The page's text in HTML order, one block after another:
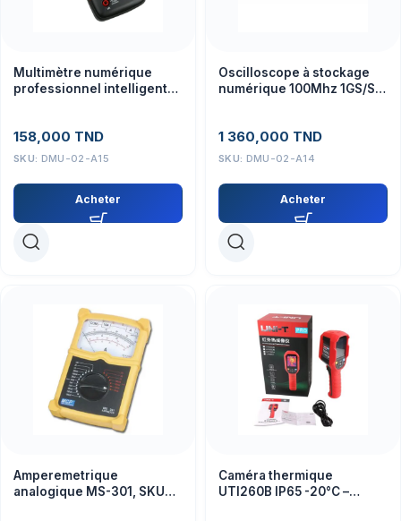
Multimètre numérique
professionnel intelligent
testeurs NCV, compteur
LCR
158,000 TND
SKU: DMU-02-A15
Acheter
Oscilloscope à stockage
numérique 100Mhz 1GS/S
1 360,000 TND
SKU: DMU-02-A14
Acheter
Amperemetrique
analogique MS-301, SKU
Caméra thermique
UTI260B IP65 -20°C –